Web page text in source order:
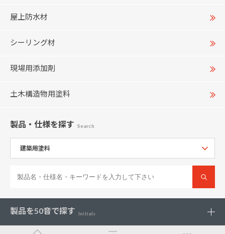
屋上防水材
シーリング材
現場用添加剤
土木構造物用塗料
製品・仕様を探す Search
製品を50音で探す Initials